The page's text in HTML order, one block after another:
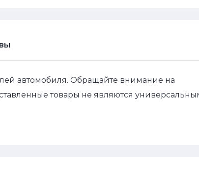
автомобиля. Обращайте внимание на
товары не являются